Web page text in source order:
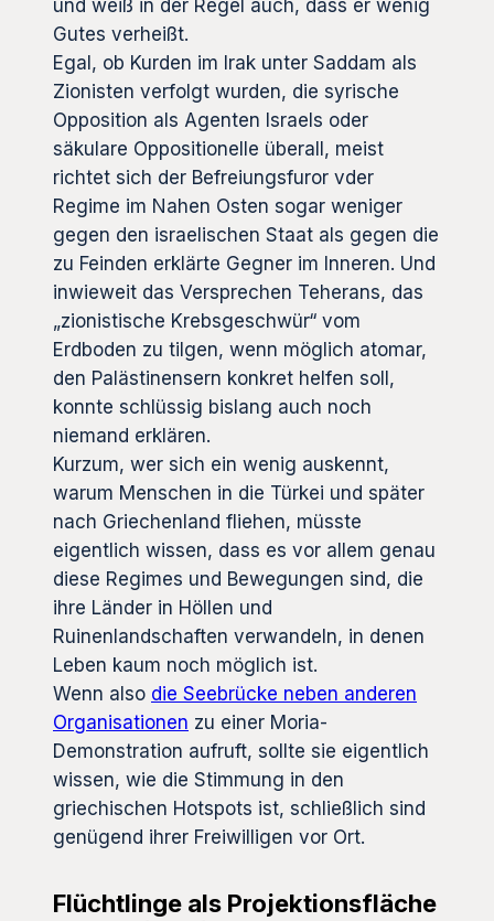
und weiß in der Regel auch, dass er wenig
Gutes verheißt.
Egal, ob Kurden im Irak unter Saddam als
Zionisten verfolgt wurden, die syrische
Opposition als Agenten Israels oder
säkulare Oppositionelle überall, meist
richtet sich der Befreiungsfuror vder
Regime im Nahen Osten sogar weniger
gegen den israelischen Staat als gegen die
zu Feinden erklärte Gegner im Inneren. Und
inwieweit das Versprechen Teherans, das
„zionistische Krebsgeschwür“ vom
Erdboden zu tilgen, wenn möglich atomar,
den Palästinensern konkret helfen soll,
konnte schlüssig bislang auch noch
niemand erklären.
Kurzum, wer sich ein wenig auskennt,
warum Menschen in die Türkei und später
nach Griechenland fliehen, müsste
eigentlich wissen, dass es vor allem genau
diese Regimes und Bewegungen sind, die
ihre Länder in Höllen und
Ruinenlandschaften verwandeln, in denen
Leben kaum noch möglich ist.
Wenn also die Seebrücke neben anderen
Organisationen zu einer Moria-
Demonstration aufruft, sollte sie eigentlich
wissen, wie die Stimmung in den
griechischen Hotspots ist, schließlich sind
genügend ihrer Freiwilligen vor Ort.
Flüchtlinge als Projektionsfläche